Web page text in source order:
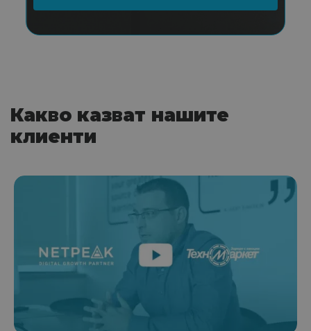
Какво казват нашите
клиенти